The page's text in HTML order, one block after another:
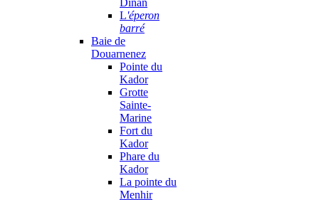
Dinan
L'éperon
barré
Baie de
Douarnenez
Pointe du
Kador
Grotte
Sainte-
Marine
Fort du
Kador
Phare du
Kador
La pointe du
Menhir